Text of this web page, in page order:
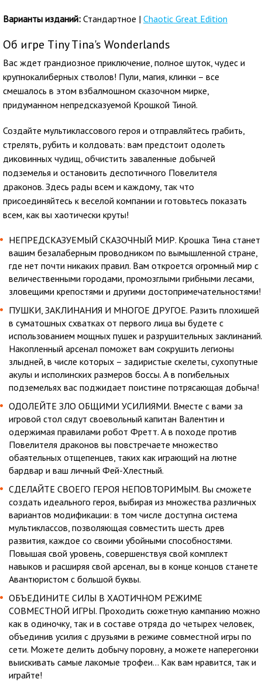
Варианты изданий: Стандартное | Chaotic Great Edition
Об игре Tiny Tina's Wonderlands
Вас ждет грандиозное приключение, полное шуток, чудес и
крупнокалиберных стволов! Пули, магия, клинки – все
смешалось в этом взбалмошном сказочном мирке,
придуманном непредсказуемой Крошкой Тиной.
Создайте мультиклассового героя и отправляйтесь грабить,
стрелять, рубить и колдовать: вам предстоит одолеть
диковинных чудищ, обчистить заваленные добычей
подземелья и остановить деспотичного Повелителя
драконов. Здесь рады всем и каждому, так что
присоединяйтесь к веселой компании и готовьтесь показать
всем, как вы хаотически круты!
НЕПРЕДСКАЗУЕМЫЙ СКАЗОЧНЫЙ МИР. Крошка Тина станет
вашим безалаберным проводником по вымышленной стране,
где нет почти никаких правил. Вам откроется огромный мир с
величественными городами, промозглыми грибными лесами,
зловещими крепостями и другими достопримечательностями!
ПУШКИ, ЗАКЛИНАНИЯ И МНОГОЕ ДРУГОЕ. Разить плохишей
в суматошных схватках от первого лица вы будете с
использованием мощных пушек и разрушительных заклинаний.
Накопленный арсенал поможет вам сокрушить легионы
злыдней, в числе которых – задиристые скелеты, сухопутные
акулы и исполинских размеров боссы. А в погибельных
подземельях вас поджидает поистине потрясающая добыча!
ОДОЛЕЙТЕ ЗЛО ОБЩИМИ УСИЛИЯМИ. Вместе с вами за
игровой стол сядут своевольный капитан Валентин и
одержимая правилами робот Фретт. А в походе против
Повелителя драконов вы повстречаете множество
обаятельных отщепенцев, таких как играющий на лютне
бардвар и ваш личный Фей-Хлестный.
СДЕЛАЙТЕ СВОЕГО ГЕРОЯ НЕПОВТОРИМЫМ. Вы сможете
создать идеального героя, выбирая из множества различных
вариантов модификации: в том числе доступна система
мультиклассов, позволяющая совместить шесть древ
развития, каждое со своими убойными способностями.
Повышая свой уровень, совершенствуя свой комплект
навыков и расширяя свой арсенал, вы в конце концов станете
Авантюристом с большой буквы.
ОБЪЕДИНИТЕ СИЛЫ В ХАОТИЧНОМ РЕЖИМЕ
СОВМЕСТНОЙ ИГРЫ. Проходить сюжетную кампанию можно
как в одиночку, так и в составе отряда до четырех человек,
объединив усилия с друзьями в режиме совместной игры по
сети. Можете делить добычу поровну, а можете наперегонки
выискивать самые лакомые трофеи... Как вам нравится, так и
играйте!